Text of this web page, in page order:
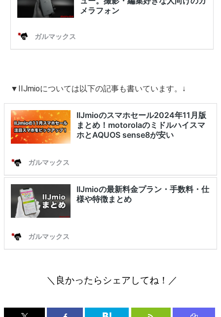
▼IIJmioについては以下の記事も書いています。↓
＼良かったらシェアしてね！／